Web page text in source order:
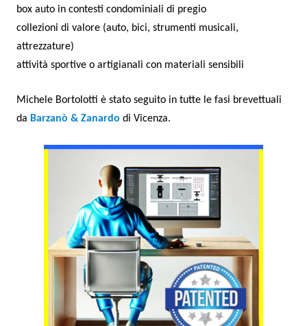
box auto in contesti condominiali di pregio
collezioni di valore (auto, bici, strumenti musicali,
attrezzature)
attività sportive o artigianali con materiali sensibili
Michele Bortolotti è stato seguito in tutte le fasi brevettuali
da Barzanò & Zanardo di Vicenza.